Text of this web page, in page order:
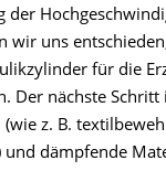
der
wir uns
für die
Der nächste Schritt
z. B.
und dämpfende